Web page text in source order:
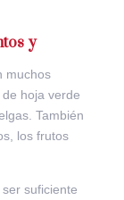
y
muchos
hoja verde
También
los frutos
suficiente